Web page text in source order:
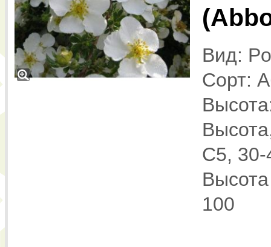
Вид:
Сорт:
С5,
100